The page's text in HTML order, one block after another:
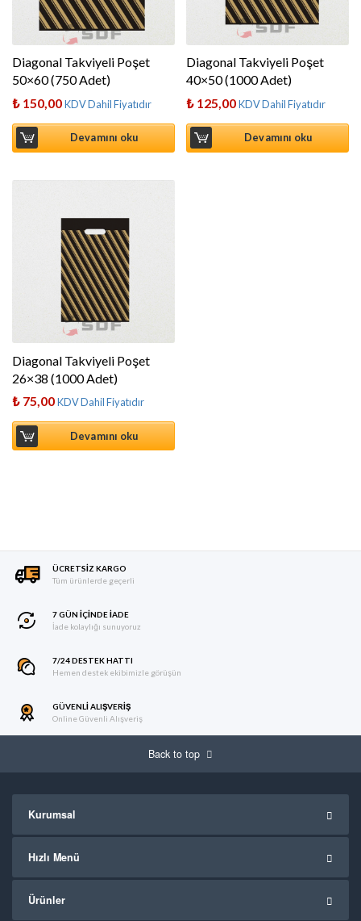
Diagonal Takviyeli Poşet
50×60 (750 Adet)
₺ 150,00KDV Dahil Fiyatıdır
Devamını oku
Diagonal Takviyeli Poşet
40×50 (1000 Adet)
₺ 125,00KDV Dahil Fiyatıdır
Devamını oku
Diagonal Takviyeli Poşet
26×38 (1000 Adet)
₺ 75,00KDV Dahil Fiyatıdır
Devamını oku
ÜCRETSIZ KARGO
Tüm ürünlerde geçerli
7 GÜN IÇINDE İADE
İade kolaylığı sunuyoruz
7/24 DESTEK HATTI
Hemen destek ekibimizle görüşün
GÜVENLI ALIŞVERIŞ
Online Güvenli Alışveriş
Back to top
Kurumsal
Hızlı Menü
Ürünler